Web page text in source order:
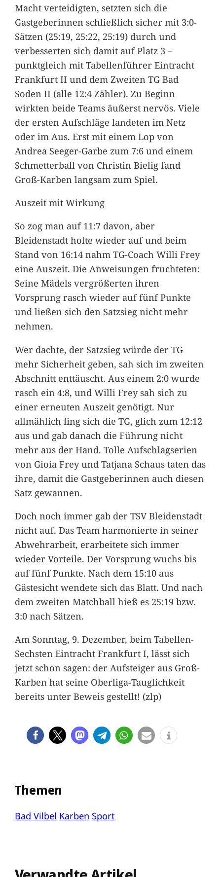
Macht verteidigten, setzten sich die
Gastgeberinnen schließlich sicher mit 3:0-
Sätzen (25:19, 25:22, 25:19) durch und
verbesserten sich damit auf Platz 3 –
punktgleich mit Tabellenführer Eintracht
Frankfurt II und dem Zweiten TG Bad
Soden II (alle 12:4 Zähler). Zu Beginn
wirkten beide Teams äußerst nervös. Viele
der ersten Aufschläge landeten im Netz
oder im Aus. Erst mit einem Lop von
Andrea Seeger-Garbe zum 7:6 und einem
Schmetterball von Christin Bielig fand
Groß-Karben langsam zum Spiel.
Auszeit mit Wirkung
So zog man auf 11:7 davon, aber
Bleidenstadt holte wieder auf und beim
Stand von 16:14 nahm TG-Coach Willi Frey
eine Auszeit. Die Anweisungen fruchteten:
Seine Mädels vergrößerten ihren
Vorsprung rasch wieder auf fünf Punkte
und ließen sich den Satzsieg nicht mehr
nehmen.
Wer dachte, der Satzsieg würde der TG
mehr Sicherheit geben, sah sich im zweiten
Abschnitt enttäuscht. Aus einem 2:0 wurde
rasch ein 4:8, und Willi Frey sah sich zu
einer erneuten Auszeit genötigt. Nur
allmählich fing sich die TG, glich zum 12:12
aus und gab danach die Führung nicht
mehr aus der Hand. Tolle Aufschlagserien
von Gioia Frey und Tatjana Schaus taten das
ihre, damit die Gastgeberinnen auch diesen
Satz gewannen.
Doch noch immer gab der TSV Bleidenstadt
nicht auf. Das Team harmonierte in seiner
Abwehrarbeit, erarbeitete sich immer
wieder Vorteile. Der Vorsprung wuchs bis
auf fünf Punkte. Nach dem 15:10 aus
Gästesicht wendete sich das Blatt. Und nach
dem zweiten Matchball hieß es 25:19 bzw.
3:0 nach Sätzen.
Am Sonntag, 9. Dezember, beim Tabellen-
Sechsten Eintracht Frankfurt I, lässt sich
jetzt schon sagen: der Aufsteiger aus Groß-
Karben hat seine Oberliga-Tauglichkeit
bereits unter Beweis gestellt! (zlp)
Themen
Bad Vilbel Karben Sport